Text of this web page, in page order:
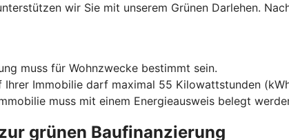
wir Sie mit unserem Grünen Darlehen.
muss für Wohnzwecke bestimmt sein.
Ihrer Immobilie darf maximal 55 Kilowattstunden
muss mit einem Energieausweis belegt
grünen Baufinanzierung